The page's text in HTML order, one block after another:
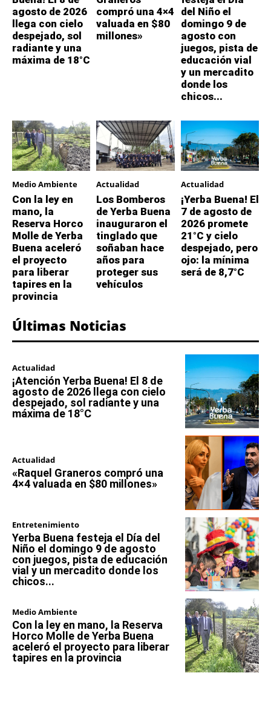
agosto de 2026
llega con cielo
despejado, sol
radiante y una
máxima de 18°C
compró una 4×4
valuada en $80
millones»
del Niño el
domingo 9 de
agosto con
juegos, pista de
educación vial
y un mercadito
donde los
chicos...
Medio Ambiente
Con la ley en
mano, la
Reserva Horco
Molle de Yerba
Buena aceleró
el proyecto
para liberar
tapires en la
provincia
Actualidad
Los Bomberos
de Yerba Buena
inauguraron el
tinglado que
soñaban hace
años para
proteger sus
vehículos
Actualidad
¡Yerba Buena! El
7 de agosto de
2026 promete
21°C y cielo
despejado, pero
ojo: la mínima
será de 8,7°C
Últimas Noticias
Actualidad
¡Atención Yerba Buena! El 8 de
agosto de 2026 llega con cielo
despejado, sol radiante y una
máxima de 18°C
Actualidad
«Raquel Graneros compró una
4×4 valuada en $80 millones»
Entretenimiento
Yerba Buena festeja el Día del
Niño el domingo 9 de agosto
con juegos, pista de educación
vial y un mercadito donde los
chicos...
Medio Ambiente
Con la ley en mano, la Reserva
Horco Molle de Yerba Buena
aceleró el proyecto para liberar
tapires en la provincia